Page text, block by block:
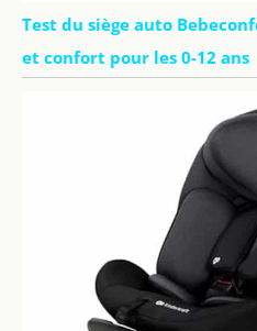
Test du siège auto
et confort pour les 0-12 ans